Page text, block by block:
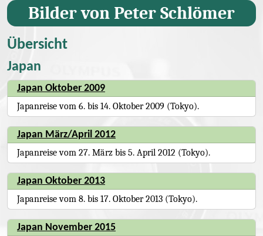
Bilder von Peter Schlömer
Übersicht
Japan
Japan Oktober 2009
Japanreise vom 6. bis 14. Oktober 2009 (Tokyo).
Japan März/April 2012
Japanreise vom 27. März bis 5. April 2012 (Tokyo).
Japan Oktober 2013
Japanreise vom 8. bis 17. Oktober 2013 (Tokyo).
Japan November 2015